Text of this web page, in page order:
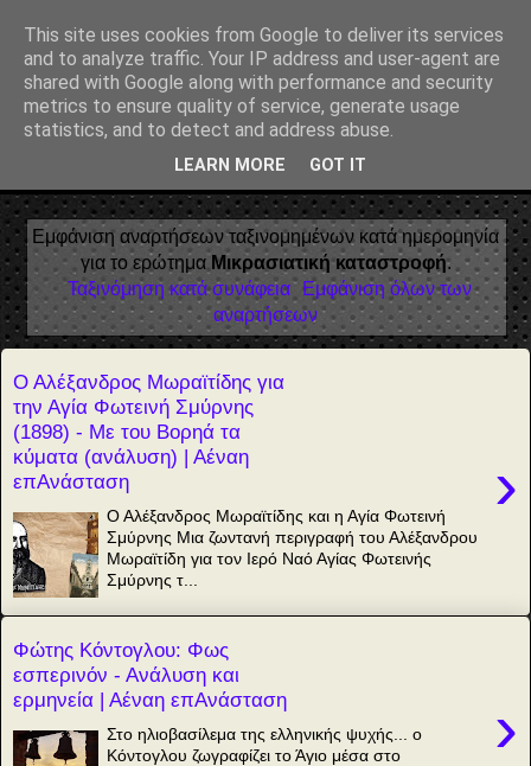
Αέναη επΑνάσταση
• Επιστήμη • Ψυχολογία • Λογοτεχνία • Τέχνες • Θεολογία •
Φιλοσοφία • Στοχασμοί... για τη μνήμη, τον άνθρωπο και το
Φως
Εμφάνιση αναρτήσεων ταξινομημένων κατά ημερομηνία
για το ερώτημα Μικρασιατική καταστροφή.
Ταξινόμηση κατά συνάφεια
Εμφάνιση όλων των
αναρτήσεων
Ο Αλέξανδρος Μωραϊτίδης για
την Αγία Φωτεινή Σμύρνης
(1898) - Με του Βορηά τα
κύματα (ανάλυση) | Αέναη
επΑνάσταση
›
Ο Αλέξανδρος Μωραϊτίδης και η Αγία Φωτεινή
Σμύρνης Μια ζωντανή περιγραφή του Αλέξανδρου
Μωραϊτίδη για τον Ιερό Ναό Αγίας Φωτεινής
Σμύρνης τ...
Φώτης Κόντογλου: Φως
εσπερινόν - Ανάλυση και
ερμηνεία | Αέναη επΑνάσταση
›
Στο ηλιοβασίλεμα της ελληνικής ψυχής... ο
Κόντογλου ζωγραφίζει το Άγιο μέσα στο
This site uses cookies from Google to deliver its services
and to analyze traffic. Your IP address and user-agent are
shared with Google along with performance and security
metrics to ensure quality of service, generate usage
statistics, and to detect and address abuse.
LEARN MORE GOT IT